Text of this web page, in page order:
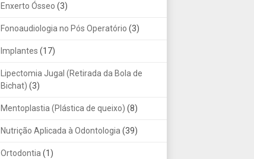
Enxerto Ósseo (3)
Fonoaudiologia no Pós Operatório (3)
Implantes (17)
Lipectomia Jugal (Retirada da Bola de
Bichat) (3)
Mentoplastia (Plástica de queixo) (8)
Nutrição Aplicada à Odontologia(39)
Ortodontia(1)